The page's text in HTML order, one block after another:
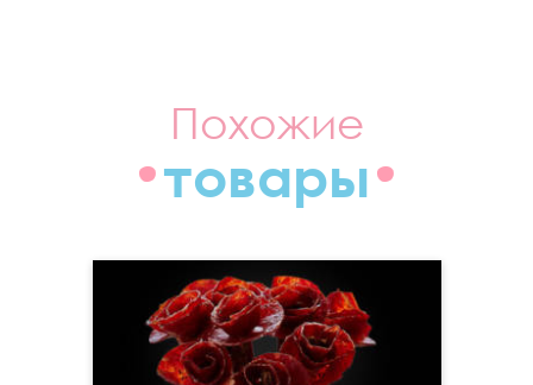
Похожие
товары